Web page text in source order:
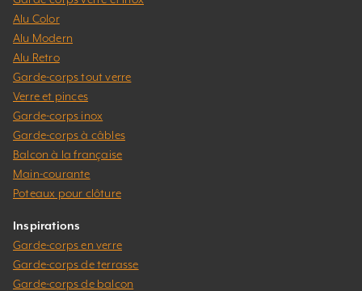
Alu Color
Alu Modern
Alu Retro
Garde-corps tout verre
Verre et pinces
Garde-corps inox
Garde-corps à câbles
Balcon à la française
Main-courante
Poteaux pour clôture
Inspirations
Garde-corps en verre
Garde-corps de terrasse
Garde-corps de balcon